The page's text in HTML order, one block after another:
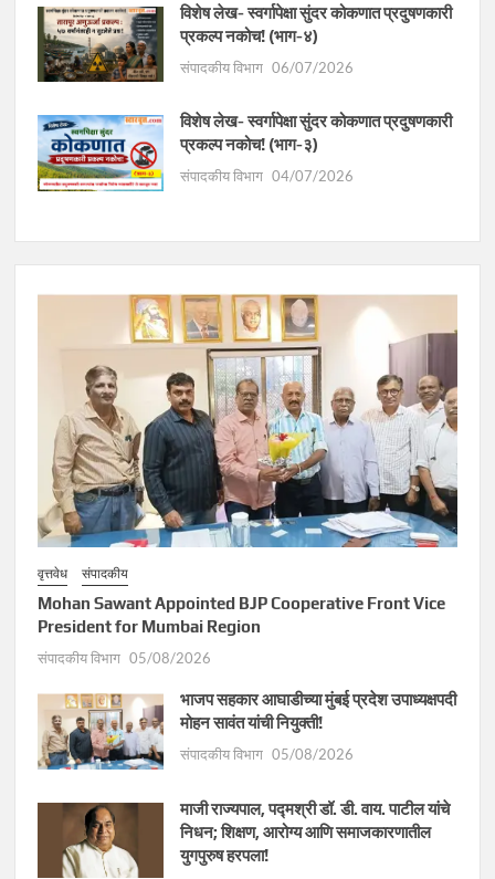
विशेष लेख- स्वर्गापेक्षा सुंदर कोकणात प्रदुषणकारी
प्रकल्प नकोच! (भाग-४)
संपादकीय विभाग 06/07/2026
विशेष लेख- स्वर्गापेक्षा सुंदर कोकणात प्रदुषणकारी
प्रकल्प नकोच! (भाग-३)
संपादकीय विभाग 04/07/2026
वृत्तवेध संपादकीय
Mohan Sawant Appointed BJP Cooperative Front Vice
President for Mumbai Region
संपादकीय विभाग 05/08/2026
भाजप सहकार आघाडीच्या मुंबई प्रदेश उपाध्यक्षपदी
मोहन सावंत यांची नियुक्ती!
संपादकीय विभाग 05/08/2026
माजी राज्यपाल, पद्मश्री डॉ. डी. वाय. पाटील यांचे
निधन; शिक्षण, आरोग्य आणि समाजकारणातील
युगपुरुष हरपला!